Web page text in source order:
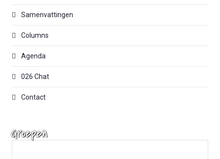
Samenvattingen
Columns
Agenda
026 Chat
Contact
Groepen